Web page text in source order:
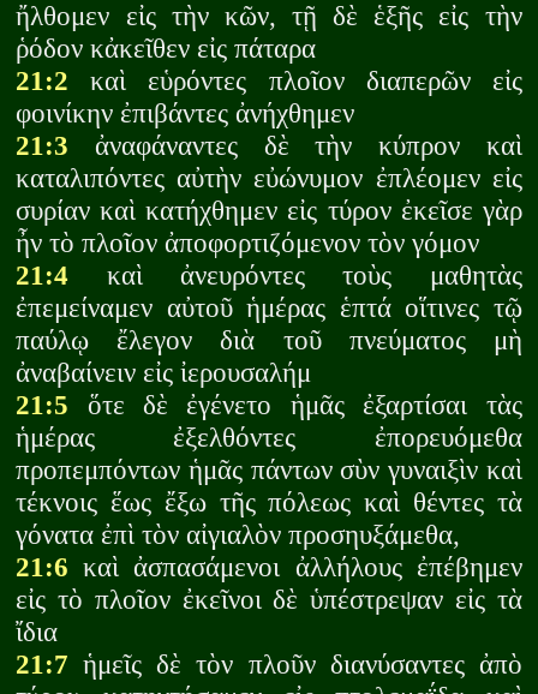
ἤλθομεν εἰς τὴν κῶν, τῇ δὲ ἑξῆς εἰς τὴν
ῥόδον κἀκεῖθεν εἰς πάταρα
21:2 καὶ εὑρόντες πλοῖον διαπερῶν εἰς
φοινίκην ἐπιβάντες ἀνήχθημεν
21:3 ἀναφάναντες δὲ τὴν κύπρον καὶ
καταλιπόντες αὐτὴν εὐώνυμον ἐπλέομεν εἰς
συρίαν καὶ κατήχθημεν εἰς τύρον ἐκεῖσε γὰρ
ἦν τὸ πλοῖον ἀποφορτιζόμενον τὸν γόμον
21:4 καὶ ἀνευρόντες τοὺς μαθητὰς
ἐπεμείναμεν αὐτοῦ ἡμέρας ἑπτά οἵτινες τῷ
παύλῳ ἔλεγον διὰ τοῦ πνεύματος μὴ
ἀναβαίνειν εἰς ἰερουσαλήμ
21:5 ὅτε δὲ ἐγένετο ἡμᾶς ἐξαρτίσαι τὰς
ἡμέρας ἐξελθόντες ἐπορευόμεθα
προπεμπόντων ἡμᾶς πάντων σὺν γυναιξὶν καὶ
τέκνοις ἕως ἔξω τῆς πόλεως καὶ θέντες τὰ
γόνατα ἐπὶ τὸν αἰγιαλὸν προσηυξάμεθα,
21:6 καὶ ἀσπασάμενοι ἀλλήλους ἐπέβημεν
εἰς τὸ πλοῖον ἐκεῖνοι δὲ ὑπέστρεψαν εἰς τὰ
ἴδια
21:7 ἡμεῖς δὲ τὸν πλοῦν διανύσαντες ἀπὸ